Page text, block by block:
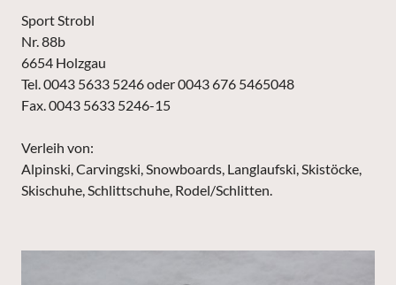
Sport Strobl
Nr. 88b
6654 Holzgau
Tel. 0043 5633 5246 oder 0043 676 5465048
Fax. 0043 5633 5246-15
Verleih von:
Alpinski, Carvingski, Snowboards, Langlaufski, Skistöcke,
Skischuhe, Schlittschuhe, Rodel/Schlitten.